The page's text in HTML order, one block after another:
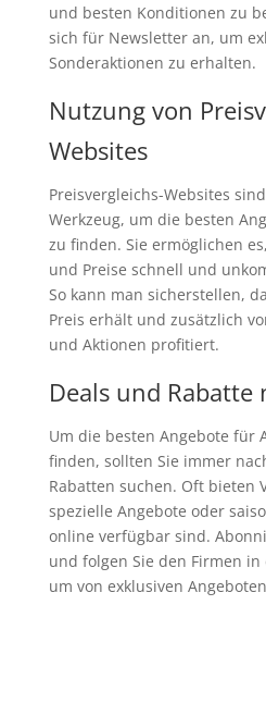
und besten Konditionen zu
sich für Newsletter an, um
Sonderaktionen zu erhalten.
Nutzung von
Websites
Preisvergleichs-Websites
Werkzeug, um die besten
zu finden. Sie ermöglichen
und Preise schnell und
So kann man sicherstellen,
Preis erhält und zusätzlich
und Aktionen profitiert.
Deals und Rabatte
Um die besten Angebote für
finden, sollten Sie immer
Rabatten suchen. Oft bieten
spezielle Angebote oder
online verfügbar sind.
und folgen Sie den Firmen
um von exklusiven